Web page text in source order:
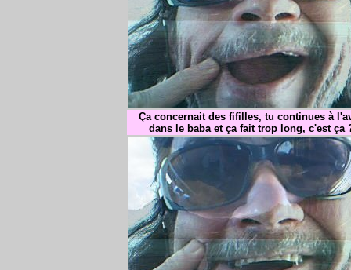
Ça concernait des fifilles, tu continues à
dans le baba et ça fait trop long, c'est ça